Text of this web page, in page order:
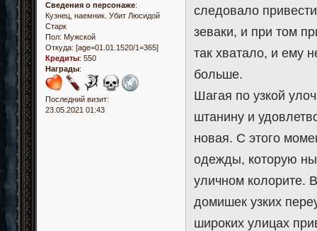
Сведения о персонаже:
Кузнец, наемник. Убит Люсидой
Старк
Пол: Мужской
Откуда: [age=01.01.1520/1=365]
Кредиты: 550
Награды:
Последний визит:
23.05.2021 01:43
следовало
зеваки, и при том
так хватало, и ему
больше.
Шагая по узкой
штанину и
новая. С этого
одежды, которую
уличном колорите.
домишек узких
широких улицах